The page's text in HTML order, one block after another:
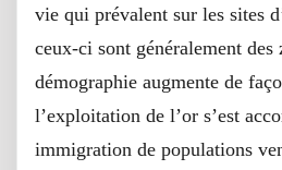
vie qui prévalent sur les sites
ceux-ci sont généralement des
démographie augmente de
l’exploitation de l’or s’est
immigration de populations